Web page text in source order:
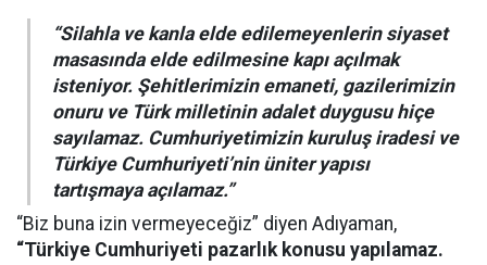
“Silahla ve kanla elde edilemeyenlerin siyaset
masasında elde edilmesine kapı açılmak
isteniyor. Şehitlerimizin emaneti, gazilerimizin
onuru ve Türk milletinin adalet duygusu hiçe
sayılamaz. Cumhuriyetimizin kuruluş iradesi ve
Türkiye Cumhuriyeti’nin üniter yapısı
tartışmaya açılamaz.”
“Biz buna izin vermeyeceğiz” diyen Adıyaman,
“Türkiye Cumhuriyeti pazarlık konusu yapılamaz.